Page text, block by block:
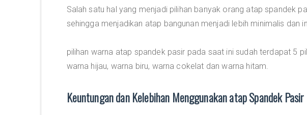
Salah satu hal yang menjadi pilihan banyak orang atap spandek
sehingga menjadikan atap bangunan menjadi lebih minimalis dan
pilihan warna atap spandek pasir pada saat ini sudah terdapat 5
warna hijau, warna biru, warna cokelat dan warna hitam.
Keuntungan dan Kelebihan Menggunakan atap Spandek Pasir